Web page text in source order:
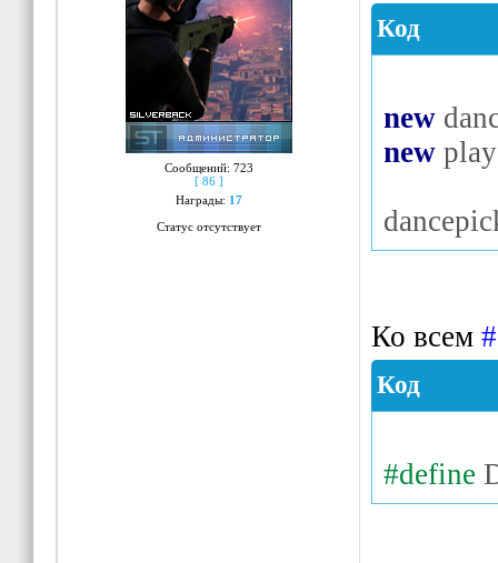
Сообщений: 723
[ 86 ]
Награды: 17
Статус отсутствует
Код
new
new
Ко всем
Код
#define